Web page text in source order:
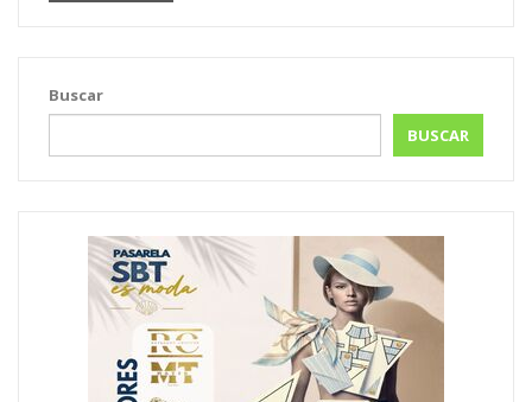
Buscar
BUSCAR